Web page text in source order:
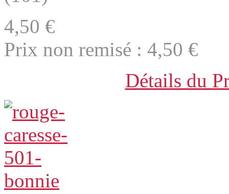
4,50 €
Prix non remisé : 4,50 €
Détails du